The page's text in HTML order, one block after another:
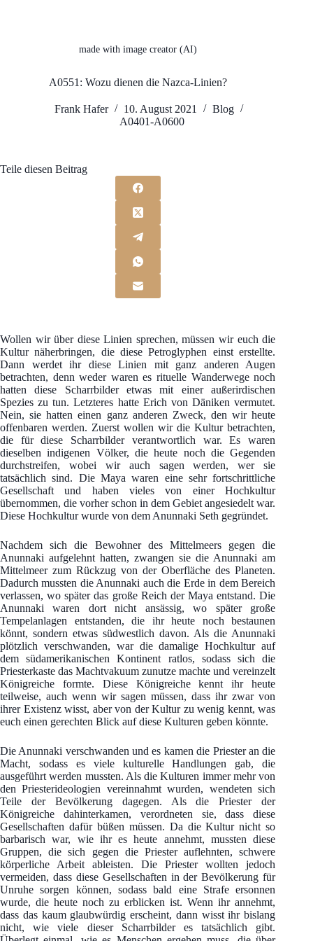
made with image creator (AI)
A0551: Wozu dienen die Nazca-Linien?
Frank Hafer 10. August 2021
Blog
A0401-A0600
Teile diesen Beitrag
Wollen wir über diese Linien sprechen, müssen wir euch die
Kultur näherbringen, die diese Petroglyphen einst erstellte.
Dann werdet ihr diese Linien mit ganz anderen Augen
betrachten, denn weder waren es rituelle Wanderwege noch
hatten diese Scharrbilder etwas mit einer außerirdischen
Spezies zu tun. Letzteres hatte Erich von Däniken vermutet.
Nein, sie hatten einen ganz anderen Zweck, den wir heute
offenbaren werden. Zuerst wollen wir die Kultur betrachten,
die für diese Scharrbilder verantwortlich war. Es waren
dieselben indigenen Völker, die heute noch die Gegenden
durchstreifen, wobei wir auch sagen werden, wer sie
tatsächlich sind. Die Maya waren eine sehr fortschrittliche
Gesellschaft und haben vieles von einer Hochkultur
übernommen, die vorher schon in dem Gebiet angesiedelt war.
Diese Hochkultur wurde von dem Anunnaki Seth gegründet.
Nachdem sich die Bewohner des Mittelmeers gegen die
Anunnaki aufgelehnt hatten, zwangen sie die Anunnaki am
Mittelmeer zum Rückzug von der Oberfläche des Planeten.
Dadurch mussten die Anunnaki auch die Erde in dem Bereich
verlassen, wo später das große Reich der Maya entstand. Die
Anunnaki waren dort nicht ansässig, wo später große
Tempelanlagen entstanden, die ihr heute noch bestaunen
könnt, sondern etwas südwestlich davon. Als die Anunnaki
plötzlich verschwanden, war die damalige Hochkultur auf
dem südamerikanischen Kontinent ratlos, sodass sich die
Priesterkaste das Machtvakuum zunutze machte und vereinzelt
Königreiche formte. Diese Königreiche kennt ihr heute
teilweise, auch wenn wir sagen müssen, dass ihr zwar von
ihrer Existenz wisst, aber von der Kultur zu wenig kennt, was
euch einen gerechten Blick auf diese Kulturen geben könnte.
Die Anunnaki verschwanden und es kamen die Priester an die
Macht, sodass es viele kulturelle Handlungen gab, die
ausgeführt werden mussten. Als die Kulturen immer mehr von
den Priesterideologien vereinnahmt wurden, wendeten sich
Teile der Bevölkerung dagegen. Als die Priester der
Königreiche dahinterkamen, verordneten sie, dass diese
Gesellschaften dafür büßen müssen. Da die Kultur nicht so
barbarisch war, wie ihr es heute annehmt, mussten diese
Gruppen, die sich gegen die Priester auflehnten, schwere
körperliche Arbeit ableisten. Die Priester wollten jedoch
vermeiden, dass diese Gesellschaften in der Bevölkerung für
Unruhe sorgen können, sodass bald eine Strafe ersonnen
wurde, die heute noch zu erblicken ist. Wenn ihr annehmt,
dass das kaum glaubwürdig erscheint, dann wisst ihr bislang
nicht, wie viele dieser Scharrbilder es tatsächlich gibt.